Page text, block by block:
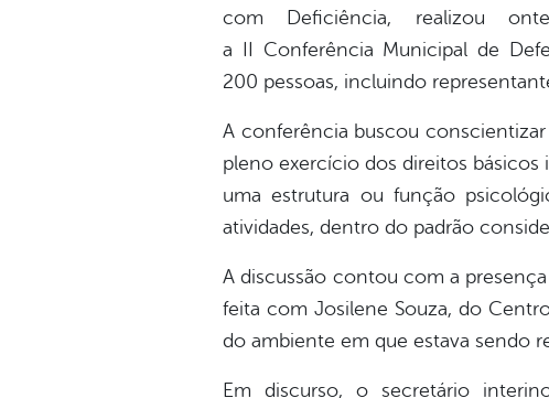
com Deficiência, realizou
a II Conferência Municipal de
200 pessoas, incluindo
A conferência buscou
pleno exercício dos direitos básicos
uma estrutura ou função
atividades, dentro do padrão
A discussão contou com a
feita com Josilene Souza, do
do ambiente em que estava sendo
Em discurso, o secretário